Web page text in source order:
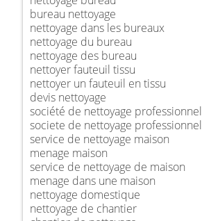
bureau nettoyage
nettoyage dans les bureaux
nettoyage du bureau
nettoyage des bureau
nettoyer fauteuil tissu
nettoyer un fauteuil en tissu
devis nettoyage
société de nettoyage professionnel
societe de nettoyage professionnel
service de nettoyage maison
menage maison
service de nettoyage de maison
menage dans une maison
nettoyage domestique
nettoyage de chantier